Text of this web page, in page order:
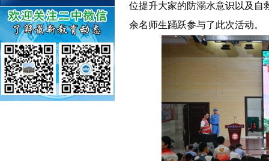
位提升大家的防溺水意识 以及自
余名师生踊跃参与了此次活动。